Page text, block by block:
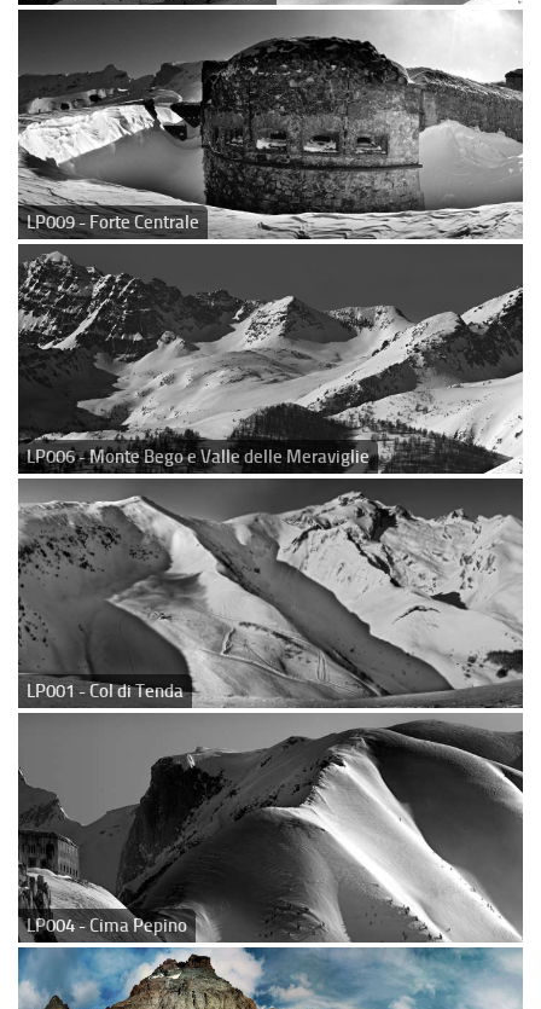
LP009 - Forte Centrale
LP006 - Monte Bego e Valle delle Meraviglie
LP001 - Col di Tenda
LP004 - Cima Pepino